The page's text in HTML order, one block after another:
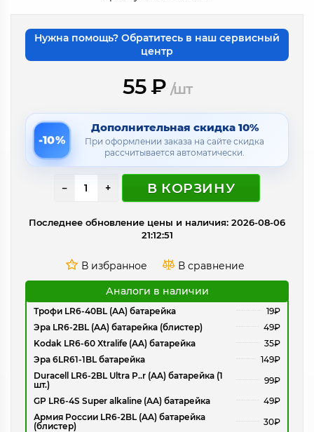
Нужна помощь? Обратитесь в наш сервисный
центр
55 ₽ /шт
-10%
Дополнительная скидка 10%
При оформлении заказа на сайте скидка
рассчитывается автоматически.
− + В КОРЗИНУ
Последнее обновление цены и наличия: 2026-08-06
21:12:51
Аналоги в наличии
Трофи LR6-40BL (AA) батарейка
19₽
Эра LR6-2BL (AA) батарейка (блистер)
49₽
Kodak LR6-60 Xtralife (AA) батарейка
35₽
Эра 6LR61-1BL батарейка
149₽
Duracell LR6-2BL Ultra P..r (AA) батарейка (1
шт.)
99₽
GP LR6-4S Super alkaline (AA) батарейка
49₽
Армия России LR6-2BL (AA) батарейка
(блистер)
30₽